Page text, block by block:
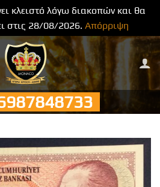
κλειστό λόγω διακοπών και θα
στις 28/08/2026. Απόρριψη